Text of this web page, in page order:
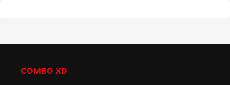
COMBO XD